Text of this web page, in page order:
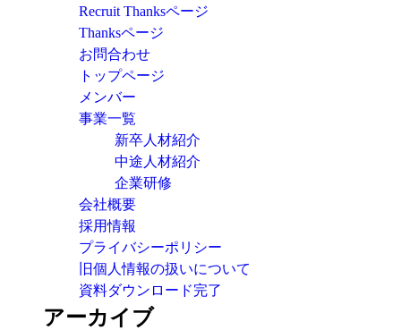
Recruit Thanksページ
Thanksページ
お問合わせ
トップページ
メンバー
事業一覧
新卒人材紹介
中途人材紹介
企業研修
会社概要
採用情報
プライバシーポリシー
旧個人情報の扱いについて
資料ダウンロード完了
アーカイブ